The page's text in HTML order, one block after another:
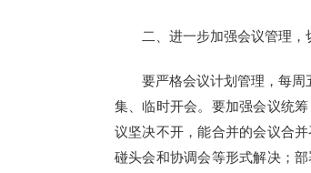
二、进一步加强会议管理
要严格会议计划管理，每
集、临时开会。要加强会议统
议坚决不开，能合并的会议合
碰头会和协调会等形式解决；